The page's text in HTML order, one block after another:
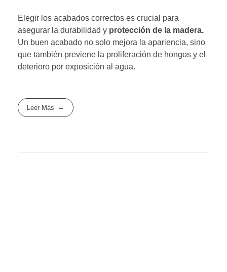
Elegir los acabados correctos es crucial para
asegurar la durabilidad y protección de la madera.
Un buen acabado no solo mejora la apariencia, sino
que también previene la proliferación de hongos y el
deterioro por exposición al agua.
Leer Más